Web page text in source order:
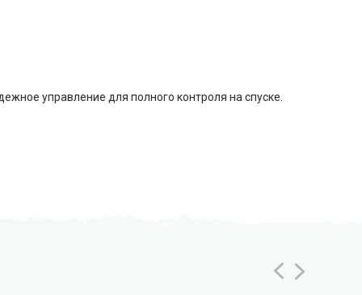
управление для полного контроля на спуске.